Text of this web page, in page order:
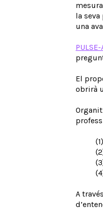
la
una
PULSE-
El
obrirà
A